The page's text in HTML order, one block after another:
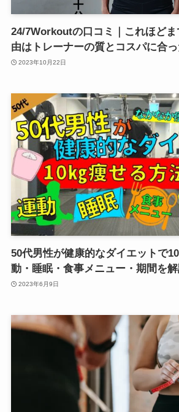
24/7Workoutの口コミ｜これほど
由はトレーナーの質とコスパに合っ
2023年10月22日
50代男性が健康的なダイエットで
動・睡眠・食事メニュー・期間を
2023年6月9日